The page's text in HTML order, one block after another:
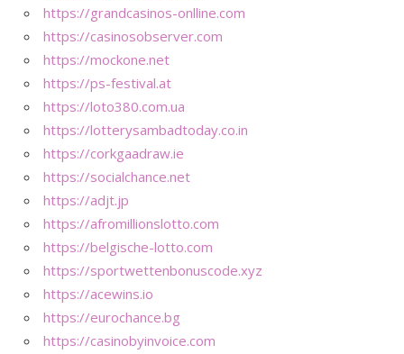
https://grandcasinos-onlline.com
https://casinosobserver.com
https://mockone.net
https://ps-festival.at
https://loto380.com.ua
https://lotterysambadtoday.co.in
https://corkgaadraw.ie
https://socialchance.net
https://adjt.jp
https://afromillionslotto.com
https://belgische-lotto.com
https://sportwettenbonuscode.xyz
https://acewins.io
https://eurochance.bg
https://casinobyinvoice.com